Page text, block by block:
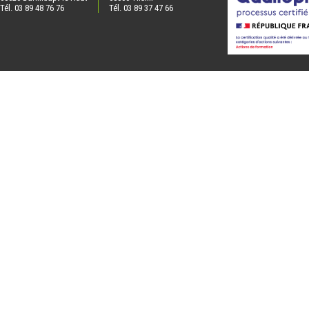
Tél. 03 89 48 76 76
Tél. 03 89 37 47 66